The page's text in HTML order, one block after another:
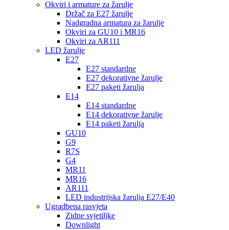
Okviri i armature za žarulje
Držač za E27 žarulje
Nadgradna armatura za žarulje
Okviri za GU10 i MR16
Okviri za AR111
LED žarulje
E27
E27 standardne
E27 dekorativne žarulje
E27 paketi žarulja
E14
E14 standardne
E14 dekorativne žarulje
E14 paketi žarulja
GU10
G9
R7S
G4
MR11
MR16
AR111
LED industrijska žarulja E27/E40
Ugradbena rasvjeta
Zidne svjetiljke
Downlight